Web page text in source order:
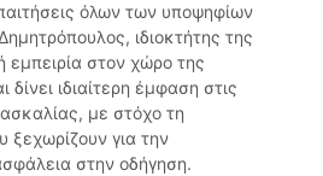
όλων των υποψηφίων
ιδιοκτήτης της
εμπειρία στον χώρο της
ιδιαίτερη έμφαση στις
με στόχο τη
για την
στην οδήγηση.